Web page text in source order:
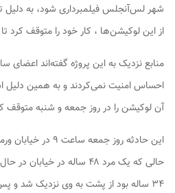
شهر لس‌آنجلس فیلمبرداری شود، به دلیل
از این لوکیشن‌ها ، کار خود را متوقف کرد
منابع نزدیک به این پروژه گفته‌اند اعضای
احساس امنیت نمی‌کردند و به همین دلیل
آن لوکیشن را در روز جمعه و شنبه متوقف
این حادثه روز
حالی که یک مرد ۴۸ ساله در
۳۴ ساله بود از پشت به وی نزدیک شد و